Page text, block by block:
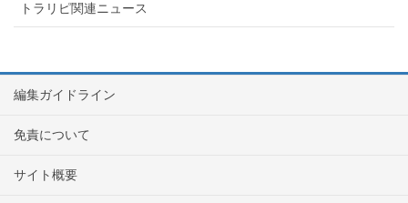
トラリピ関連ニュース
編集ガイドライン
免責について
サイト概要